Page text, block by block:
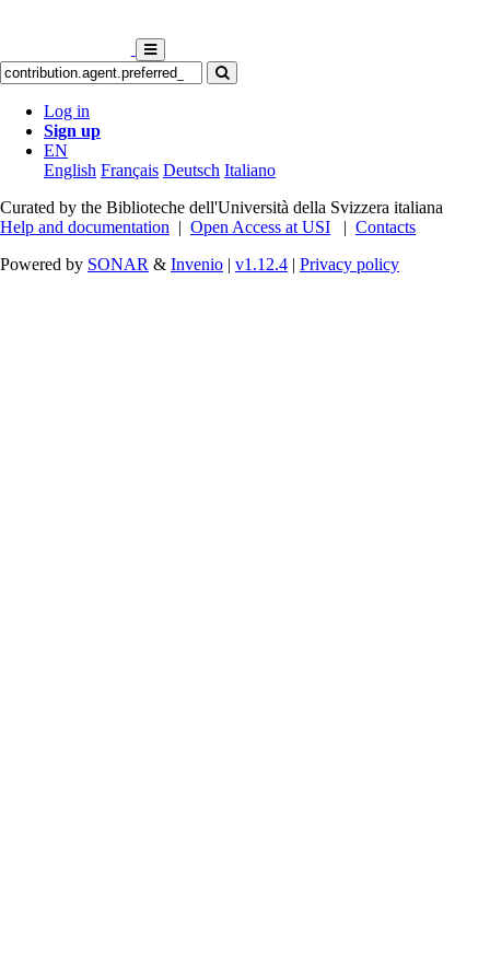
Log in
Sign up
EN
English Français Deutsch Italiano
Curated by the Biblioteche dell'Università della Svizzera italiana
Help and documentation | Open Access at USI | Contacts
Powered by SONAR & Invenio | v1.12.4 | Privacy policy